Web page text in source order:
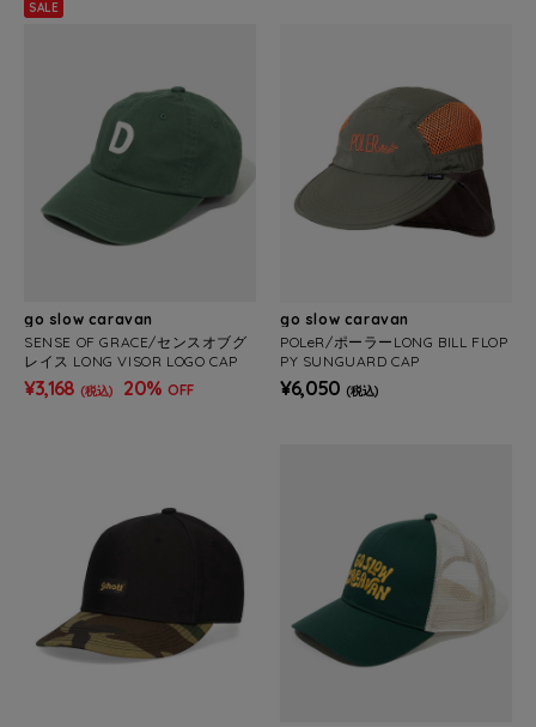
SALE
go slow caravan
SENSE OF GRACE/センスオブグ
レイス LONG VISOR LOGO CAP
¥3,168 (税込) 20% OFF
go slow caravan
POLeR/ポーラーLONG BILL FLOP
PY SUNGUARD CAP
¥6,050 (税込)